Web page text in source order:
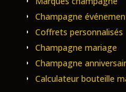
Champagne
Coffrets personnalisés
Champagne mariage
Champagne
Calculateur bouteille